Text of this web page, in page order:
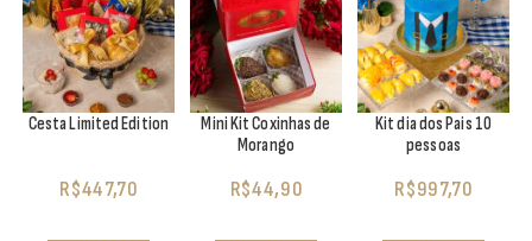
Cesta Limited Edition
R$447,70
Mini Kit Coxinhas de
Morango
R$44,90
Kit dia dos Pais 10
pessoas
R$997,70